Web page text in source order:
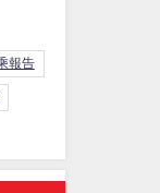
報告